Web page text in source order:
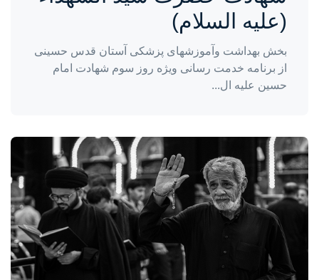
(علیه السلام)
بخش بهداشت وآموزشهای پزشکی آستان قدس حسینی
از برنامه خدمت رسانی ویژه روز سوم شهادت امام
حسین علیه ال...
واحة المرأة
منذ سنة